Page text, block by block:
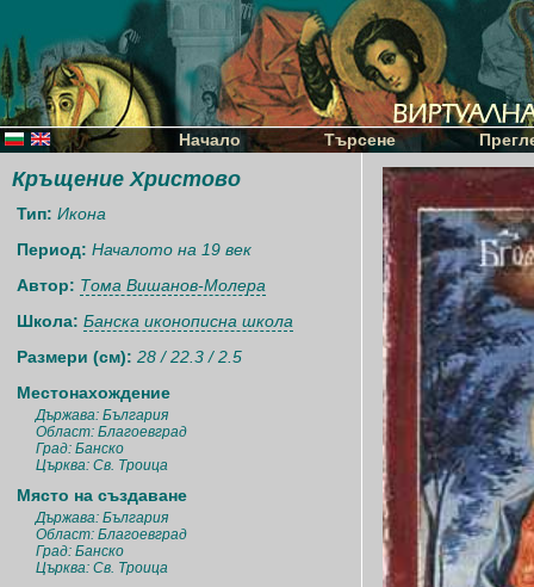
Начало Търсене
Кръщение Христово
Тип: Икона
Период: Началото на 19 век
Автор: Тома Вишанов-Молера
Школа: Банска иконописна школа
Размери (см): 28 / 22.3 / 2.5
Местонахождение
Държава: България
Област: Благоевград
Град: Банско
Църква: Св. Троица
Място на създаване
Държава: България
Област: Благоевград
Град: Банско
Църква: Св. Троица